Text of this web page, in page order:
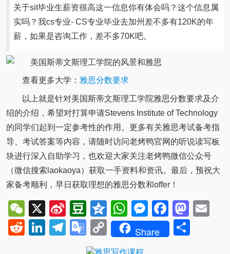
关于sit毕业生薪资很高这一信息你有体会吗？这个信息属
实吗？我cs专业- CS专业毕业去加州差不多有120K的年
薪，如果是咨询工作，差不多70K吧。
查看更多大学： 雅思分数要求
以上就是针对美国斯蒂文斯理工学院雅思分数要求及介
绍的介绍，希望对打算申请Stevens Institute of Technology
的同学们起到一定参考性的作用。更多有关雅思考试备考指
导、考试答案等内容，请随时访问老烤鸭官网的听说读写板
块进行深入自助学习，也欢迎大家关注老烤鸭微信公众号
（微信搜索laokaoya）获取一手资料和资讯。最后，预祝大
家备考顺利，早日获取理想的雅思分数和offer！
WeChat
X
Sina
Weibo
Douban
QzoneWhatsApp
Messenger
RedditLinkedIn
Telegram
Google
Translate
Copy
Link
Share